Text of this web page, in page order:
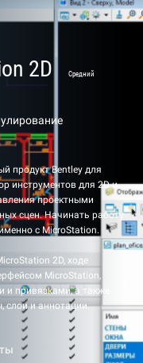
2D Средний
продукт Bentley для
инструментов для 2D и
проектными
сцен. Начинать работу
с MicroStation.
2D, ходе
MicroStation,
и привязками, а также
слои и аннотации.